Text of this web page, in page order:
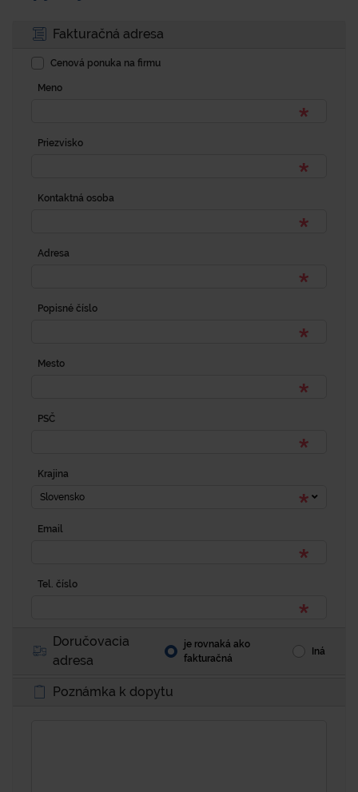
Fakturačná adresa
Cenová ponuka na firmu
Meno
Priezvisko
Kontaktná osoba
Adresa
Popisné číslo
Mesto
PSČ
Krajina
Slovensko
Email
Tel. číslo
Doručovacia
adresa
je rovnaká ako
fakturačná
Iná
Poznámka k dopytu